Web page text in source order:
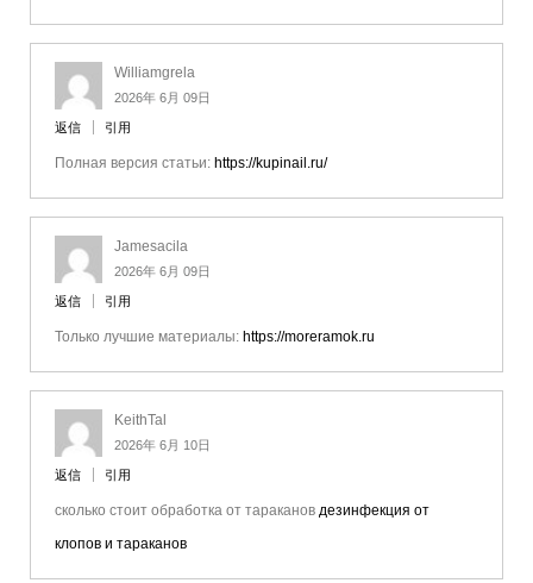
Williamgrela
2026年 6月 09日
返信 引用
Полная версия статьи: https://kupinail.ru/
Jamesacila
2026年 6月 09日
返信 引用
Только лучшие материалы: https://moreramok.ru
KeithTal
2026年 6月 10日
返信 引用
сколько стоит обработка от тараканов дезинфекция от
клопов и тараканов